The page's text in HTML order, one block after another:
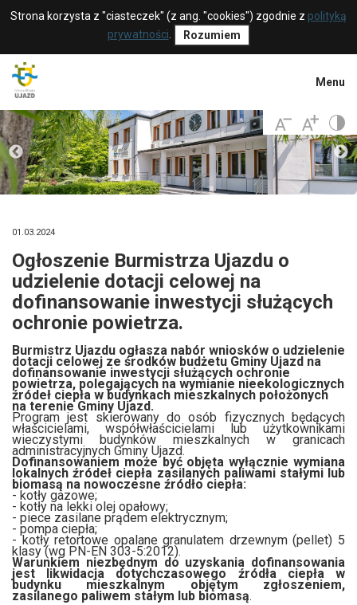
Strona korzysta z "ciasteczek" (z ang. "cookies") zgodnie z polityką
prywatności
Rozumiem
Menu
01.03.2024
Ogłoszenie Burmistrza Ujazdu o
udzielenie dotacji celowej na
dofinansowanie inwestycji służących
ochronie powietrza.
Burmistrz Ujazdu ogłasza nabór wniosków o udzielenie
dotacji celowej ze środków budżetu Gminy Ujazd na
dofinansowanie inwestycji służących ochronie
powietrza, polegających na wymianie nieekologicznych
źródeł ciepła w budynkach mieszkalnych położonych
na terenie Gminy Ujazd.
Program jest skierowany do osób fizycznych będących
właścicielami, współwłaścicielami lub użytkownikami
wieczystymi budynków mieszkalnych w granicach
administracyjnych Gminy Ujazd.
Dofinansowaniem może być objęta wyłącznie wymiana
lokalnych źródeł ciepła zasilanych paliwami stałymi lub
biomasą na nowoczesne źródło ciepła:
- kotły gazowe;
- kotły na lekki olej opałowy;
- piece zasilane prądem elektrycznym;
- pompa ciepła;
- kotły retortowe opalane granulatem drzewnym (pellet) 5
klasy (wg PN-EN 303-5:2012).
Warunkiem niezbędnym do uzyskania dofinansowania
jest likwidacja dotychczasowego źródła ciepła w
budynku mieszkalnym objętym zgłoszeniem,
zasilanego paliwem stałym lub biomasą.